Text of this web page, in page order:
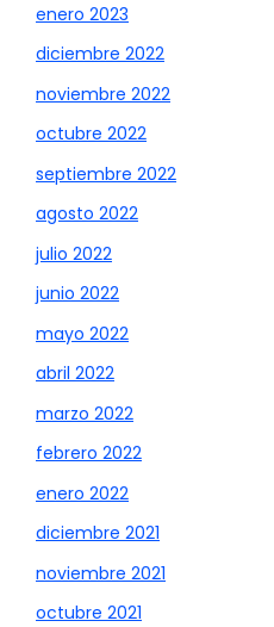
enero 2023
diciembre 2022
noviembre 2022
octubre 2022
septiembre 2022
agosto 2022
julio 2022
junio 2022
mayo 2022
abril 2022
marzo 2022
febrero 2022
enero 2022
diciembre 2021
noviembre 2021
octubre 2021